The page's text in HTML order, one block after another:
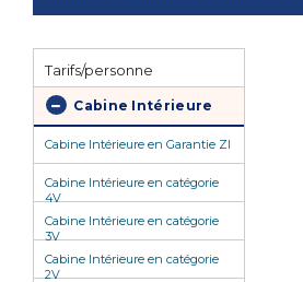
Tarifs/personne
Cabine Intérieure
Cabine Intérieure en Garantie ZI
Cabine Intérieure en catégorie
4V
Cabine Intérieure en catégorie
3V
Cabine Intérieure en catégorie
2V